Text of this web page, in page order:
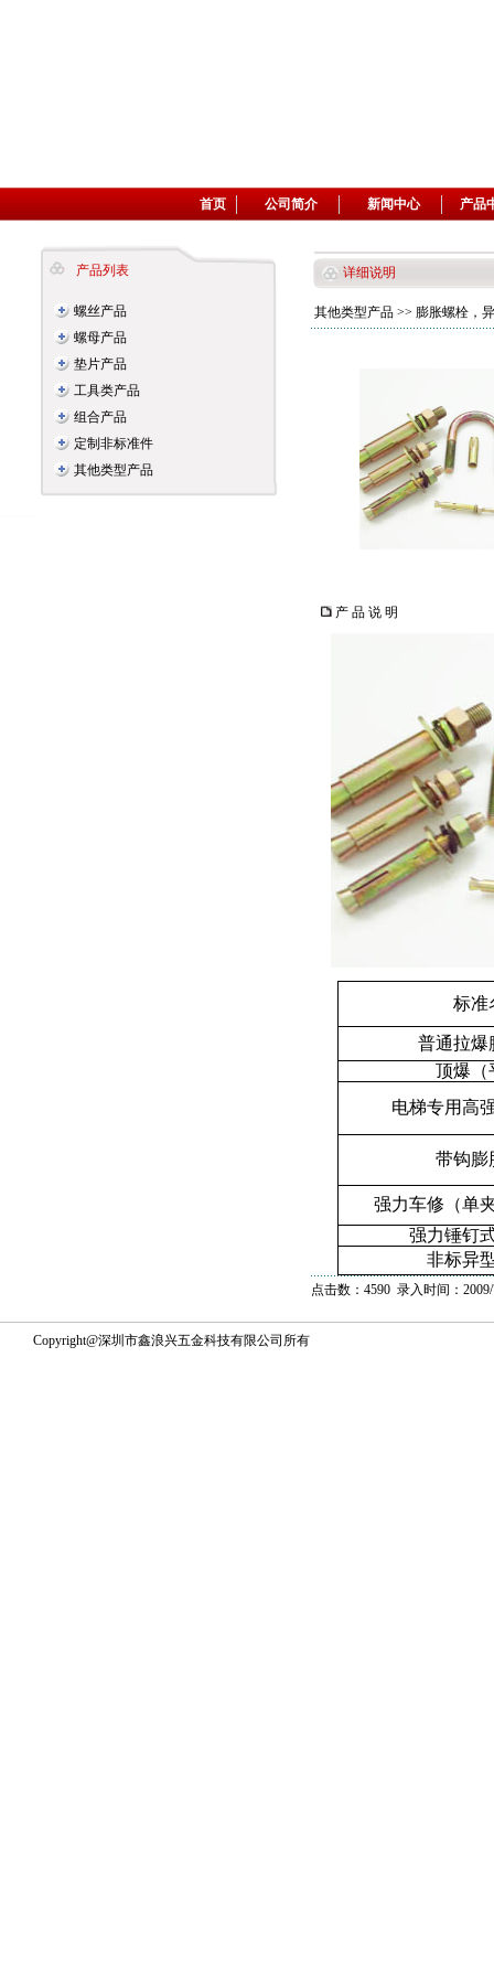
首页 公司简介 新闻中心 产品
产品列表
螺丝产品
螺母产品
垫片产品
工具类产品
组合产品
定制非标准件
其他类型产品
详细说明
其他类型产品 >> 膨胀螺栓，
产 品 说 明
标准
普通拉爆
顶爆（
电梯专用高
带钩膨
强力车修（单
强力锤钉
非标异
点击数：4590 录入时间：
Copyright@深圳市鑫浪兴五金科技有限公司所有